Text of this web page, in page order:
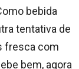
bebida
tentativa de
fresca com
bem, agora